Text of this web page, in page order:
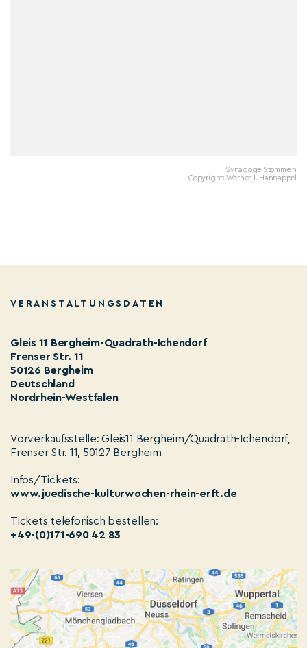
Synagoge Stommeln
Copyright: Werner J. Hannappel
VERANSTALTUNGSDATEN
Gleis 11 Bergheim-Quadrath-Ichendorf
Frenser Str. 11
50126 Bergheim
Deutschland
Nordrhein-Westfalen
Vorverkaufsstelle: Gleis11 Bergheim/Quadrath-Ichendorf,
Frenser Str. 11, 50127 Bergheim
Infos/Tickets:
www.juedische-kulturwochen-rhein-erft.de
Tickets telefonisch bestellen:
+49-(0)171-690 42 83